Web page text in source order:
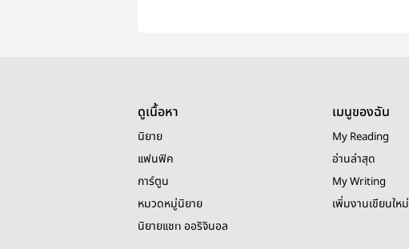
ดูเนื้อหา
นิยาย
แฟนฟิค
การ์ตูน
หมวดหมู่นิยาย
นิยายแชท ออริจินอล
เมนูของฉัน
My Reading
อ่านล่าสุด
My Writing
เพิ่มงานเขียนใหม่